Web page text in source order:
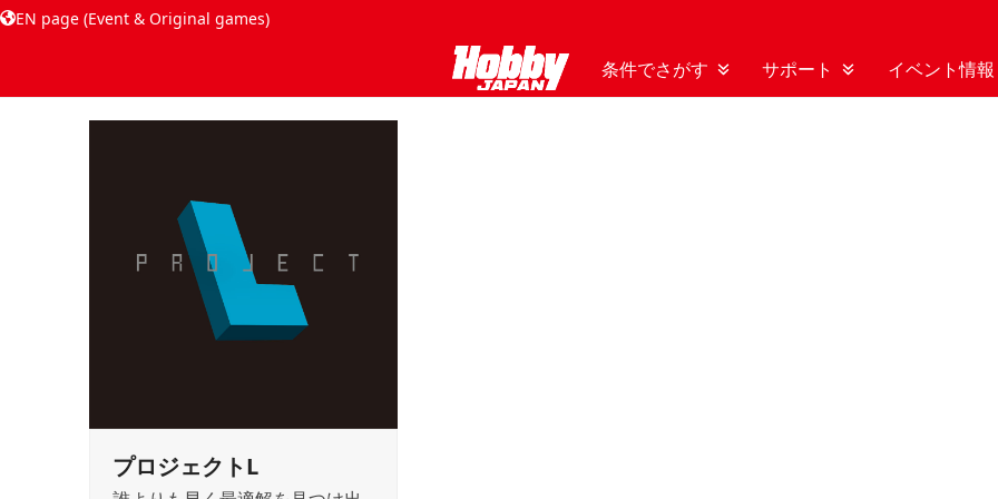
EN page (Event & Original games)
条件でさがす サポート イベント情報
プロジェクトL